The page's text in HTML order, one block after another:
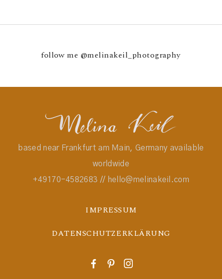
follow me @melinakeil_photography
based near Frankfurt am Main, Germany available
worldwide
+49170-4582683 // hello@melinakeil.com
IMPRESSUM
DATENSCHUTZERKLÄRUNG
F P I